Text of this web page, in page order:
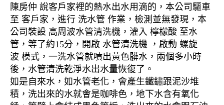
陳房仲 說客戶家裡的熱水出水用滴的，本公司驅車
至 客戶家，進行 洗水管 作業，檢測並無發現，本
公司裝設 高周波水管清洗機，灌入 檸檬酸 至水
管，等了約15分，開啟 水管清洗機 ，啟動 螺旋
波 模式，一洗水管就噴出黃色髒水，兩個多小時
後，水管清洗乾淨水出水量恢復了。
如是自來水，如水管老化，會產生鐵鏽跟泥沙堆
積，洗出來的水就會是咖啡色，地下水含有氧化